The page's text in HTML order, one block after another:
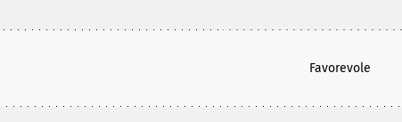
Favorevole